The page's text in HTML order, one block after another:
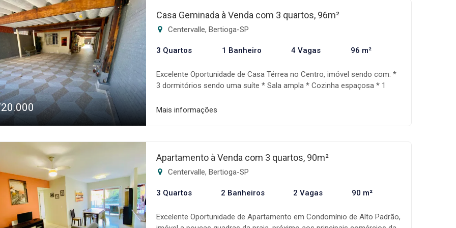
altamente qualificada, além de um sistema de gestão que acompanha
toda a fase de negociação, auxiliando assim na realização do seu
sonho! Os valores, condições e disponibilidade dos imóveis estão
Casa Geminada à Venda com 3 quartos, 96m²
Centervalle, Bertioga-SP
3 Quartos 1 Banheiro 4 Vagas 96 m²
Excelente Oportunidade de Casa Térrea no Centro, imóvel sendo com: *
3 dormitórios sendo uma suíte * Sala ampla * Cozinha espaçosa * 1
Agende já sua visita conosco A Mandala imóveis é uma empresa
sonho! Os valores, condições e disponibilidade dos imóveis estão
sujeitos a alteração sem aviso prévio.
Mais informações
Apartamento à Venda com 3 quartos, 90m²
Centervalle, Bertioga-SP
3 Quartos 2 Banheiros 2 Vagas 90 m²
Excelente Oportunidade de Apartamento em Condomínio de Alto Padrão,